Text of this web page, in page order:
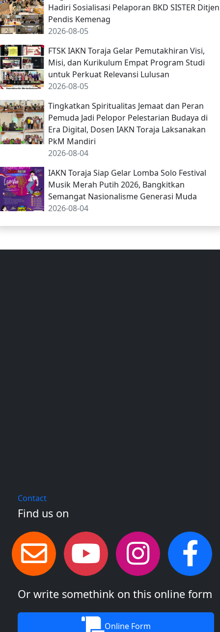
Hadiri Sosialisasi Pelaporan BKD SISTER Ditjen
Pendis Kemenag
2026-08-05
FTSK IAKN Toraja Gelar Pemutakhiran Visi,
Misi, dan Kurikulum Empat Program Studi
untuk Perkuat Relevansi Lulusan
2026-08-05
Tingkatkan Spiritualitas Jemaat dan Peran
Pemuda Jadi Pelopor Pelestarian Budaya di
Era Digital, Dosen IAKN Toraja Laksanakan
PkM Mandiri
2026-08-04
IAKN Toraja Siap Gelar Lomba Solo Festival
Musik Merah Putih 2026, Bangkitkan
Semangat Nasionalisme Generasi Muda
2026-08-04
Contact
Find us on
Or write somethink on this online form
Online Form